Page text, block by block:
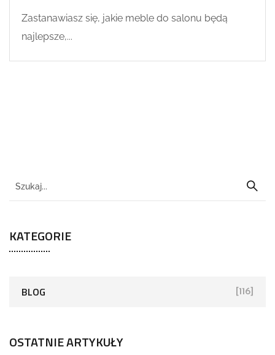
Zastanawiasz się, jakie meble do salonu będą
najlepsze,...
KATEGORIE
BLOG [116]
OSTATNIE ARTYKUŁY